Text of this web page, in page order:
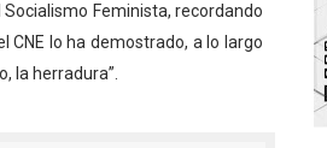
plan de actualización y atención
del detector Cherenkov
Feminista, recordando
CNE lo ha demostrado, a lo largo
la herradura”.